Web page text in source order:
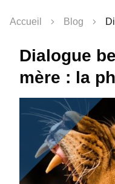
Accueil Blog
Dialogue
mère : la